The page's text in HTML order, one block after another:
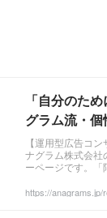
「自分のた
グラム流・
とは？｜ア
【運用型広告コ
ナグラム株式会社
ーページです。「
https://anagrams.jp/